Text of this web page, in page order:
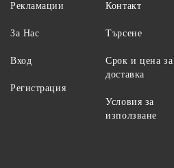
Рекламации
За Нас
Вход
Регистрация
Контакт
Търсене
Срок и цена за
доставка
Условия за
използване